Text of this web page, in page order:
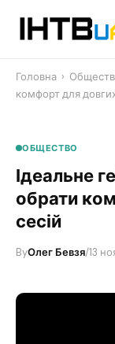
Головна ›
комфорт для
ОБЩЕСТВО
Ідеальне
обрати
сесій
ByОлег Бевзя/13